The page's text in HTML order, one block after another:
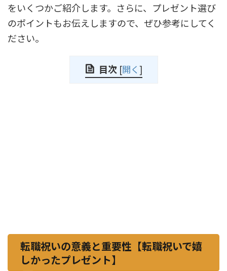
をいくつかご紹介します。さらに、プレゼント選び
のポイントもお伝えしますので、ぜひ参考にしてく
ださい。
目次 [開く ]
転職祝いの意義と重要性【転職祝いで嬉
しかったプレゼント】